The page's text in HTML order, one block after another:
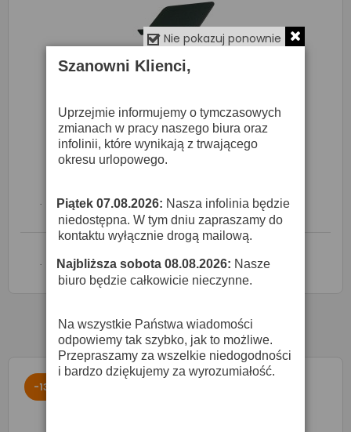
Hamilton KB95E1 - Pulpit Na Nuty

-13%
Nie pokazuj ponownie
Szanowni Klienci,
Uprzejmie informujemy o tymczasowych
zmianach w pracy naszego biura oraz
infolinii, które wynikają z trwającego
okresu urlopowego.
· Piątek 07.08.2026: Nasza infolinia będzie
niedostępna. W tym dniu zapraszamy do
kontaktu wyłącznie drogą mailową.
· Najbliższa sobota 08.08.2026: Nasze
biuro będzie całkowicie nieczynne.
Na wszystkie Państwa wiadomości
odpowiemy tak szybko, jak to możliwe.
Przepraszamy za wszelkie niedogodności
i bardzo dziękujemy za wyrozumiałość.